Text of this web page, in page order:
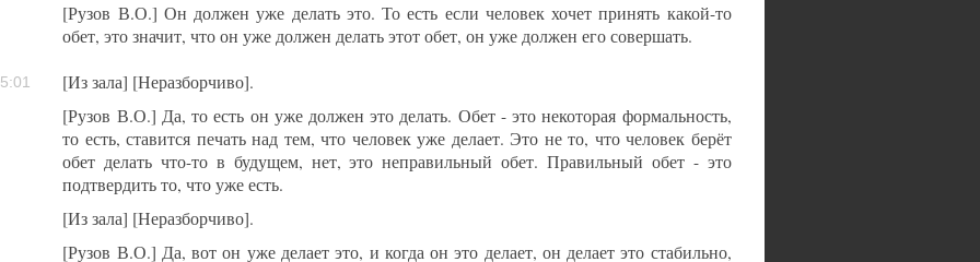
[Рузов В.О.] Он должен уже делать это. То есть если человек хочет принять какой-то
обет, это значит, что он уже должен делать этот обет, он уже должен его совершать.
[Из зала] [Неразборчиво].
[Рузов В.О.] Да, то есть он уже должен это делать. Обет - это некоторая формальность,
то есть, ставится печать над тем, что человек уже делает. Это не то, что человек берёт
обет делать что-то в будущем, нет, это неправильный обет. Правильный обет - это
подтвердить то, что уже есть.
[Из зала] [Неразборчиво].
[Рузов В.О.] Да, вот он уже делает это, и когда он это делает, он делает это стабильно,